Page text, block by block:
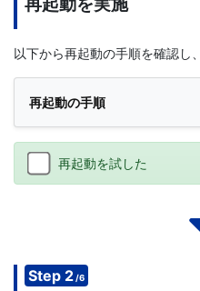
以下から再起動の手順を確認し
再起動の手順
再起動を試した
Step 2/6